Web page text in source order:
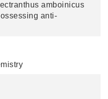
amboinicus
anti-